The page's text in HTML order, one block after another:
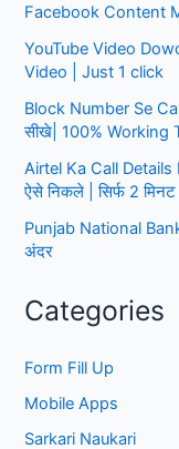
2024
|
Step
Step
Facebook Content
YouTube Video
Video | Just 1 click
Block Number Se
सीखे| 100% Working
Airtel Ka Call Details
ऐसे निकले | सिर्फ 2
Punjab National
अंदर
Categories
Form Fill Up
Mobile Apps
Sarkari Naukari